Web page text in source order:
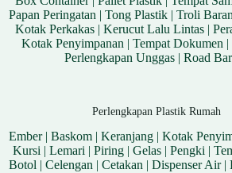
Papan Peringatan |Tong Plastik |Troli
Kotak Perkakas| Kerucut Lalu Lintas|
Kotak Penyimpanan | Tempat Dokumen |
Perlengkapan Unggas |Road
Perlengkapan Plastik Rumah
Ember|Baskom |Keranjang |Kotak
Kursi |Lemari |Piring |Gelas |Pengki |
Botol |Celengan |Cetakan |Dispenser Air|